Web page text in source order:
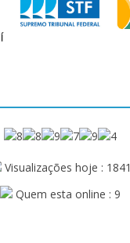
Visualizações hoje : 1841
Quem esta online : 9